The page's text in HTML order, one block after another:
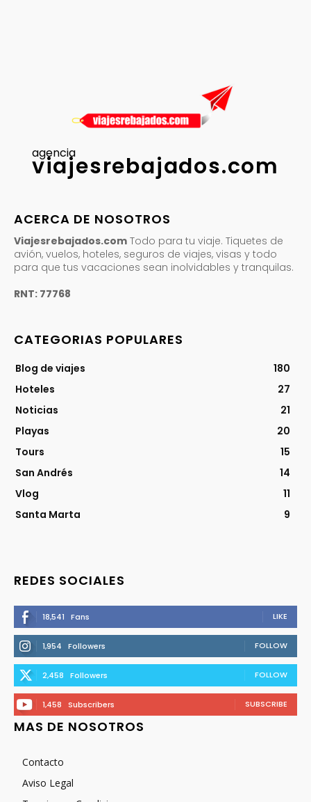
agencia
viajesrebajados.com
ACERCA DE NOSOTROS
Viajesrebajados.com Todo para tu viaje. Tiquetes de
avión, vuelos, hoteles, seguros de viajes, visas y todo
para que tus vacaciones sean inolvidables y tranquilas.
RNT: 77768
CATEGORIAS POPULARES
Blog de viajes
180
Hoteles
27
Noticias
21
Playas
20
Tours
15
San Andrés
14
Vlog
11
Santa Marta
9
REDES SOCIALES
18,541 Fans LIKE
1,954 Followers FOLLOW
2,458 Followers FOLLOW
1,458 Subscribers SUBSCRIBE
MAS DE NOSOTROS
Contacto
Aviso Legal